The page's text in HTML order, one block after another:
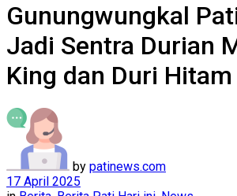
Gunungwungkal
Jadi Sentra Durian
King dan Duri Hitam
by patinews.com
17 April 2025